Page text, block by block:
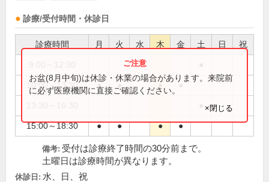
診療/受付時間・休診日
診療時間 月 火 水 木 金 土 日 祝
10:00～13:30 ● ● ● ●
15:00～18:30 ● ● ● ●
お盆(8月中旬)は休診・休業の場合があります。来院前
に必ず医療機関に直接ご確認ください。
×閉じる
備考: 受付は診療終了時間の30分前まで。
土曜日は診療時間が異なります。
休診日: 水、日、祝